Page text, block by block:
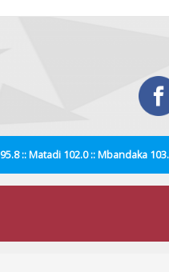
:: Matadi 102.0 :: Mbandaka